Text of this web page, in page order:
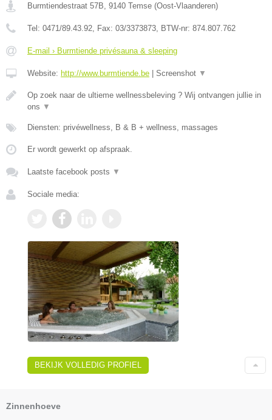
Burmtiendestraat 57B 9140 Temse (Oost-Vlaanderen)
Tel: 0471/89.43.92 , Fax: 03/3373873 , BTW-nr: 874.807.762
E-mail › Burmtiende privésauna & sleeping
Website: http://www.burmtiende.be Screenshot ▼
Op zoek naar de ultieme wellnessbeleving ? Wij ontvangen jullie in
ons ▼
Diensten: privéwellness, B & B + wellness, massages
Er wordt gewerkt op afspraak.
Laatste facebook posts ▼
Sociale media:
BEKIJK VOLLEDIG PROFIEL
Zinnenhoeve